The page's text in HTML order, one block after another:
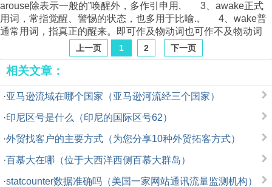
arouse除表示一般的”唤醒外，多作引申用, 3、awake正式
用词，常指觉醒、警惕的状态，也多用于比喻., 4、wake普
通常用词，指真正的醒来。即可作及物动词也可作不及物动词
上一页 1 2 下一页
相关文章：
·亚马逊流域在哪个国家（亚马逊河流经三个国家）
·印尼区号是什么（印尼的国际区号62）
·外贸找客户的主要方式（为您分享10种外贸拓客方式）
·百慕大在哪（位于大西洋西侧百慕大群岛）
·statcounter数据准确吗（美国一家网站通讯流量监测机构）